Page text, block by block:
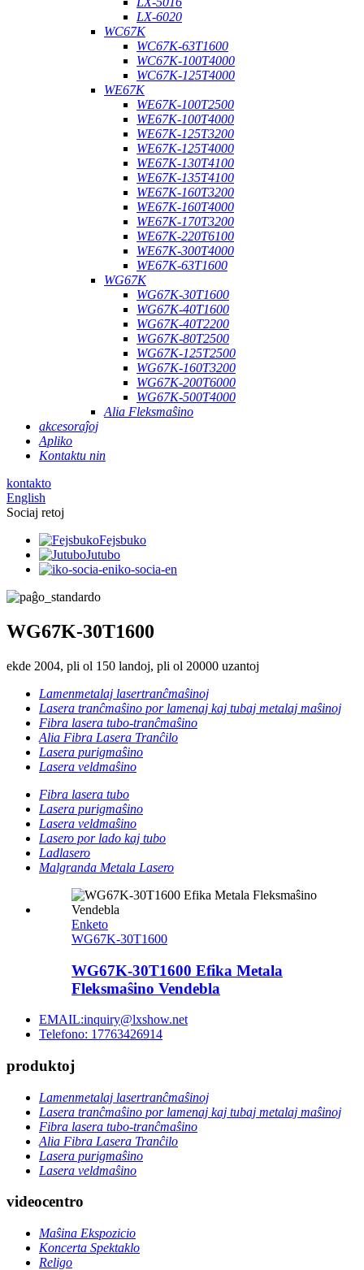
LX-6020
WC67K
WC67K-63T1600
WC67K-100T4000
WC67K-125T4000
WE67K
WE67K-100T2500
WE67K-100T4000
WE67K-125T3200
WE67K-125T4000
WE67K-130T4100
WE67K-135T4100
WE67K-160T3200
WE67K-160T4000
WE67K-170T3200
WE67K-220T6100
WE67K-300T4000
WE67K-63T1600
WG67K
WG67K-30T1600
WG67K-40T1600
WG67K-40T2200
WG67K-80T2500
WG67K-125T2500
WG67K-160T3200
WG67K-200T6000
WG67K-500T4000
Alia Fleksmaŝino
akcesoraĵoj
Apliko
Kontaktu nin
kontakto
English
Sociaj retoj
Fejsbuko
Jutubo
iko-socia-en
WG67K-30T1600
ekde 2004, pli ol 150 landoj, pli ol 20000 uzantoj
Lamenmetalaj lasertranĉmaŝinoj
Lasera tranĉmaŝino por lamenaj kaj tubaj metalaj maŝinoj
Fibra lasera tubo-tranĉmaŝino
Alia Fibra Lasera Tranĉilo
Lasera purigmaŝino
Lasera veldmaŝino
Fibra lasera tubo
Lasera purigmaŝino
Lasera veldmaŝino
Lasero por lado kaj tubo
Ladlasero
Malgranda Metala Lasero
Enketo
WG67K-30T1600
WG67K-30T1600 Efika Metala
Fleksmaŝino Vendebla
EMAIL:inquiry@lxshow.net
Telefono: 17763426914
produktoj
Lamenmetalaj lasertranĉmaŝinoj
Lasera tranĉmaŝino por lamenaj kaj tubaj metalaj maŝinoj
Fibra lasera tubo-tranĉmaŝino
Alia Fibra Lasera Tranĉilo
Lasera purigmaŝino
Lasera veldmaŝino
videocentro
Maŝina Ekspozicio
Koncerta Spektaklo
Religo